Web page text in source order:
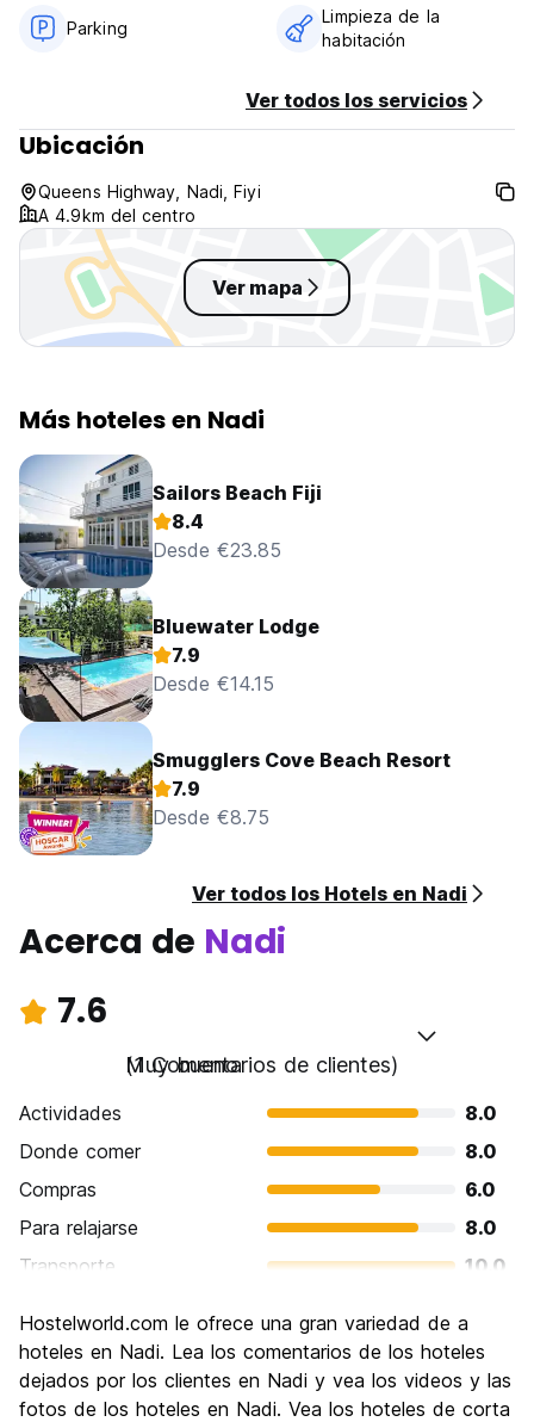
Parking
Limpieza de la
habitación
Ver todos los servicios
Ubicación
Queens Highway, Nadi, Fiyi
A 4.9km del centro
Ver mapa
Más hoteles en Nadi
Sailors Beach Fiji
8.4
Desde €23.85
Bluewater Lodge
7.9
Desde €14.15
Smugglers Cove Beach Resort
7.9
Desde €8.75
Ver todos los Hotels en Nadi
Acerca de Nadi
7.6
Muy bueno
(1 Comentarios de clientes)
Actividades
8.0
Donde comer
8.0
Compras
6.0
Para relajarse
8.0
Transporte
10.0
Cultura
10.0
Fiesta
6.0
Calidad Precio
4.0
Hostelworld.com le ofrece una gran variedad de a
hoteles en Nadi. Lea los comentarios de los hoteles
dejados por los clientes en Nadi y vea los videos y las
fotos de los hoteles en Nadi. Vea los hoteles de corta